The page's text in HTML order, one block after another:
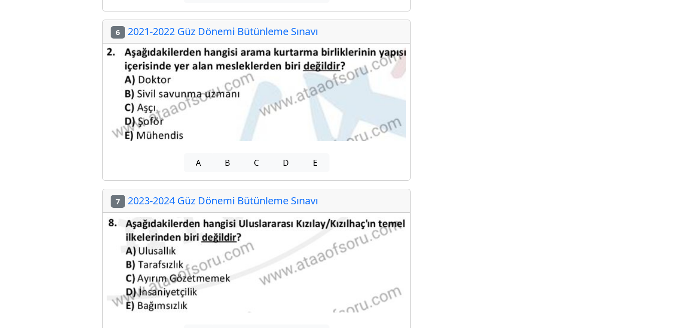
6 2021-2022 Güz Dönemi Bütünleme Sınavı
A B C D E
7 2023-2024 Güz Dönemi Bütünleme Sınavı